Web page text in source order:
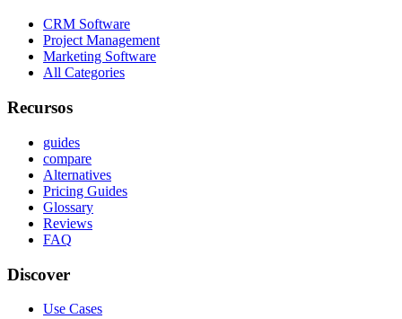
CRM Software
Project Management
Marketing Software
All Categories
Recursos
guides
compare
Alternatives
Pricing Guides
Glossary
Reviews
FAQ
Discover
Use Cases